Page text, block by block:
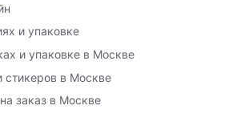
и упаковке
и упаковке в Москве
стикеров в Москве
заказ в Москве